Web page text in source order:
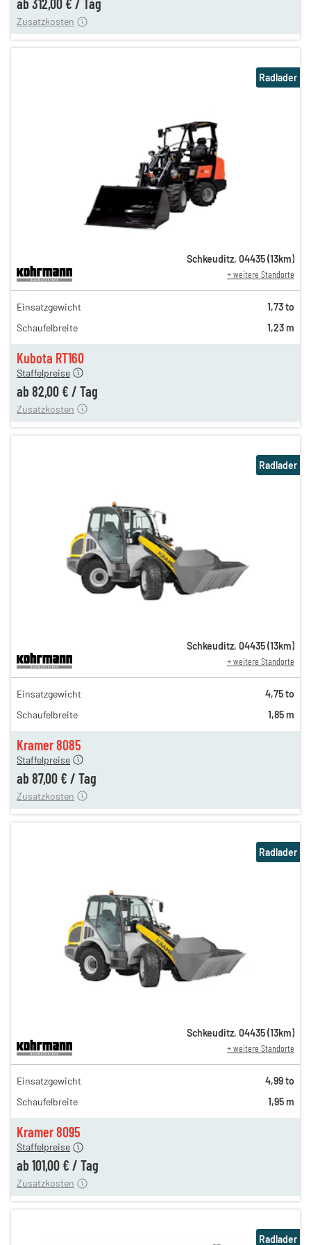
ab 312,00 € / Tag
Zusatzkosten
Kubota RT160
141,00 €
117,00 €
98,00 €
Staffelpreise
ab 82,00 € / Tag
12,00 €
Zusatzkosten
Radlader
Schkeuditz, 04435(13km)
+ weitere Standorte
Einsatzgewicht
1,73 to
Schaufelbreite
1,23 m
Kramer 8085
151,00 €
126,00 €
105,00 €
Staffelpreise
ab 87,00 € / Tag
12,00 €
Zusatzkosten
Radlader
Schkeuditz, 04435(13km)
+ weitere Standorte
Einsatzgewicht
4,75 to
Schaufelbreite
1,85 m
Kramer 8095
173,00 €
145,00 €
120,00 €
Staffelpreise
ab 101,00 € / Tag
12,00 €
Zusatzkosten
Radlader
Schkeuditz, 04435(13km)
+ weitere Standorte
Einsatzgewicht
4,99 to
Schaufelbreite
1,95 m
Radlader